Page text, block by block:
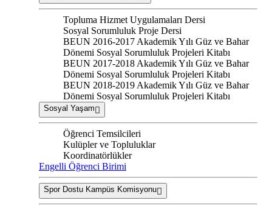
Topluma Hizmet Uygulamaları Dersi
Sosyal Sorumluluk Proje Dersi
BEUN 2016-2017 Akademik Yılı Güz ve Bahar
Dönemi Sosyal Sorumluluk Projeleri Kitabı
BEUN 2017-2018 Akademik Yılı Güz ve Bahar
Dönemi Sosyal Sorumluluk Projeleri Kitabı
BEUN 2018-2019 Akademik Yılı Güz ve Bahar
Dönemi Sosyal Sorumluluk Projeleri Kitabı
Sosyal Yaşam
Öğrenci Temsilcileri
Kulüpler ve Topluluklar
Koordinatörlükler
Engelli Öğrenci Birimi
Spor Dostu Kampüs Komisyonu